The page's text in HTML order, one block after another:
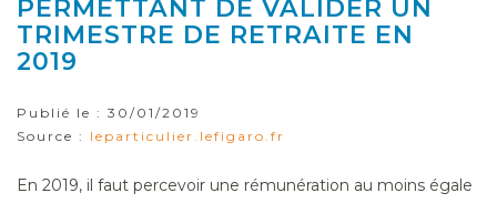
PERMETTANT DE VALIDER UN
TRIMESTRE DE RETRAITE EN
2019
Publié le : 30/01/2019
Source : leparticulier.lefigaro.fr
En 2019, il faut percevoir une rémunération au moins égale